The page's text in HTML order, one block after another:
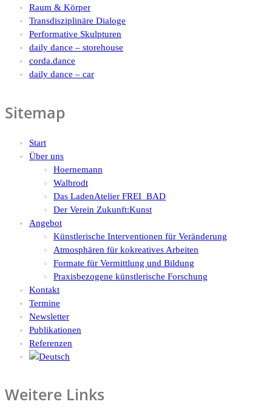
Raum & Körper
Transdisziplinäre Dialoge
Performative Skulpturen
daily dance – storehouse
corda.dance
daily dance – car
Sitemap
Start
Über uns
Hoernemann
Walbrodt
Das LadenAtelier FREI_BAD
Der Verein Zukunft:Kunst
Angebot
Künstlerische Interventionen für Veränderung
Atmosphären für kokreatives Arbeiten
Formate für Vermittlung und Bildung
Praxisbezogene künstlerische Forschung
Kontakt
Termine
Newsletter
Publikationen
Referenzen
Weitere Links